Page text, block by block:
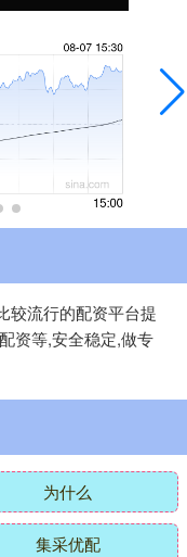
较流行的配资平台提
资等,安全稳定,做专
为什么
集采优配